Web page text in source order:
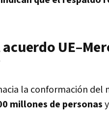
la conformación
millones de personas